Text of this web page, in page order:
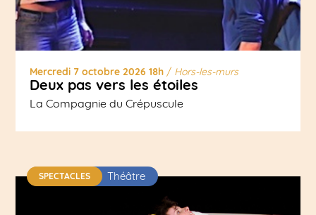
Mercredi 7 octobre 2026 18h/ Hors-les-murs
Deux pas vers les étoiles
La Compagnie du Crépuscule
SPECTACLES Théâtre